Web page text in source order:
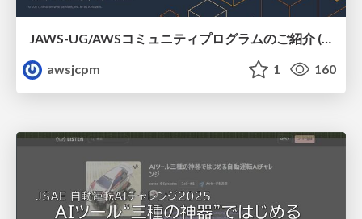
awsjcpm
1 160